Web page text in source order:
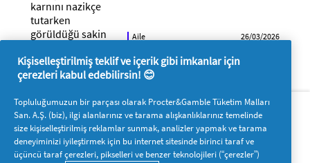
Aile 26/03/2026
Hakkımızda
P&G'ye ulaşın
Pg.com.tr’yi ziyaret edin
Bizi takip edin
Kişiselleştirilmiş teklif ve içerik gibi imkanlar için
çerezleri kabul edebilirsin! 😊
Topluluğumuzun bir parçası olarak Procter&Gamble Tüketim Malları
San. A.Ş. (biz), ilgi alanlarınız ve tarama alışkanlıklarınız temelinde
size kişiselleştirilmiş reklamlar sunmak, analizler yapmak ve tarama
deneyiminizi iyileştirmek için bu internet sitesinde birinci taraf ve
üçüncü taraf çerezleri, pikselleri ve benzer teknolojileri (“çerezler”)